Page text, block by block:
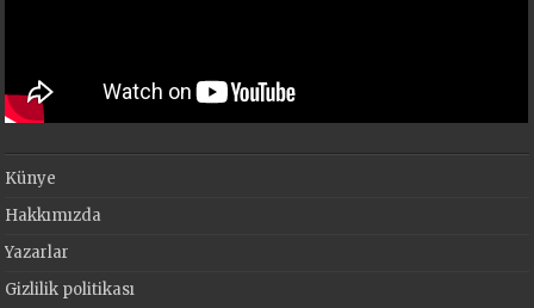
Künye
Hakkımızda
Yazarlar
Gizlilik politikası